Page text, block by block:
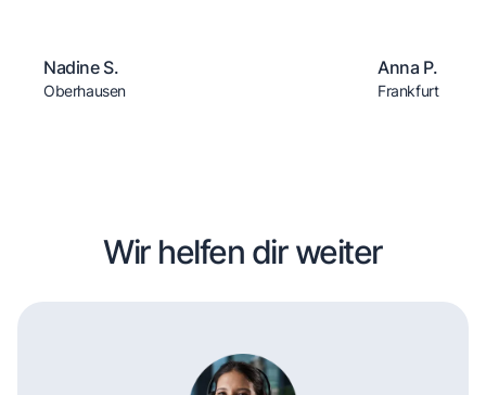
Nadine S.
Oberhausen
Anna P.
Frankfurt
Wir helfen dir weiter